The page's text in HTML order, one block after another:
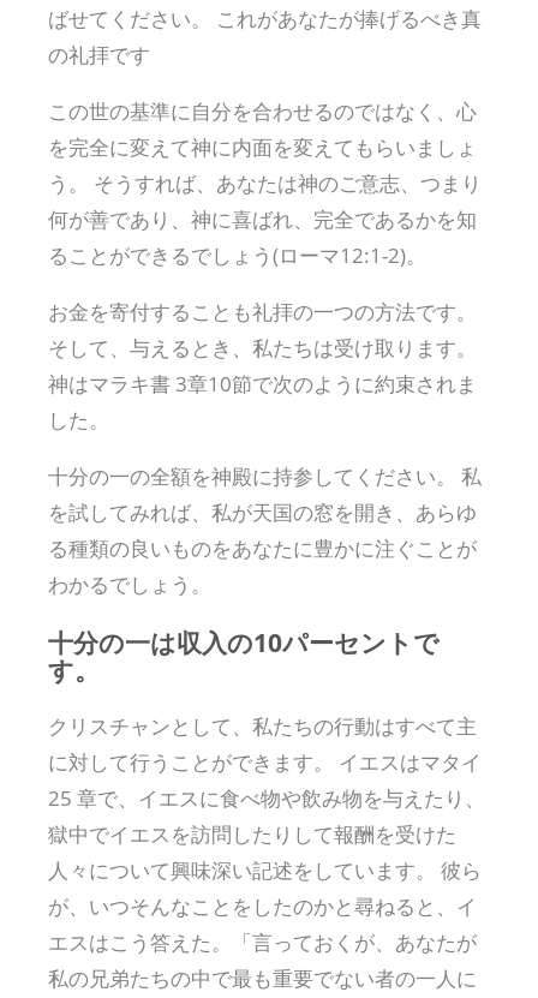
ばせてください。 これがあなたが捧げるべき真
の礼拝です
この世の基準に自分を合わせるのではなく、心
を完全に変えて神に内面を変えてもらいましょ
う。 そうすれば、あなたは神のご意志、つまり
何が善であり、神に喜ばれ、完全であるかを知
ることができるでしょう(ローマ12:1-2)。
お金を寄付することも礼拝の一つの方法です。
そして、与えるとき、私たちは受け取ります。
神はマラキ書 3章10節で次のように約束されま
した。
十分の一の全額を神殿に持参してください。 私
を試してみれば、私が天国の窓を開き、あらゆ
る種類の良いものをあなたに豊かに注ぐことが
わかるでしょう。
十分の一は収入の10パーセントで
す。
クリスチャンとして、私たちの行動はすべて主
に対して行うことができます。 イエスはマタイ
25 章で、イエスに食べ物や飲み物を与えたり、
獄中でイエスを訪問したりして報酬を受けた
人々について興味深い記述をしています。 彼ら
が、いつそんなことをしたのかと尋ねると、イ
エスはこう答えた。「言っておくが、あなたが
私の兄弟たちの中で最も重要でない者の一人に